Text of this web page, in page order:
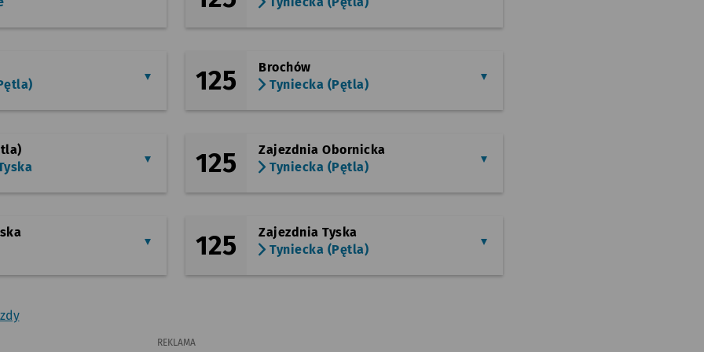
125
Brochów
Tyniecka (Pętla)
125
Zajezdnia Obornicka
Tyniecka (Pętla)
125
Zajezdnia Tyska
Tyniecka (Pętla)
REKLAMA